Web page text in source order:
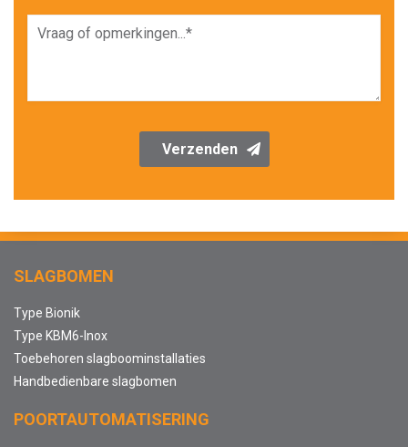
Verzenden
SLAGBOMEN
Type Bionik
Type KBM6-Inox
Toebehoren slagboominstallaties
Handbedienbare slagbomen
POORTAUTOMATISERING